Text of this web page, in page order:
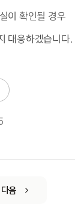
이 확인될 경우
대응하겠습니다.
다음